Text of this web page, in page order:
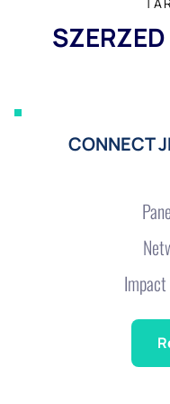
CONNECT